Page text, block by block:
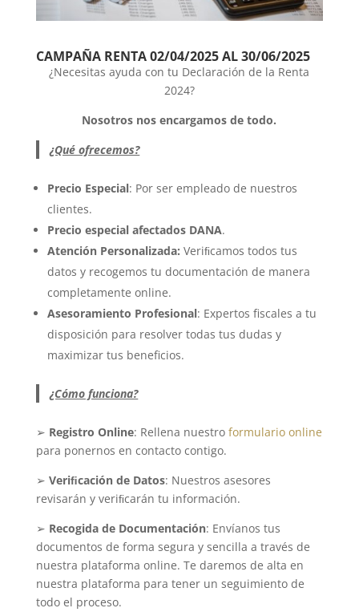
CAMPAÑA RENTA 02/04/2025 AL 30/06/2025
¿Necesitas ayuda con tu Declaración de la Renta
2024?
Nosotros nos encargamos de todo.
¿Qué ofrecemos?
Precio Especial: Por ser empleado de nuestros
clientes.
Precio especial afectados DANA.
Atención Personalizada: Veriﬁcamos todos tus
datos y recogemos tu documentación de manera
completamente online.
Asesoramiento Profesional: Expertos fiscales a tu
disposición para resolver todas tus dudas y
maximizar tus beneficios.
¿Cómo funciona?
➢ Registro Online: Rellena nuestro formulario online
para ponernos en contacto contigo.
➢ Veriﬁcación de Datos: Nuestros asesores
revisarán y veriﬁcarán tu información.
➢ Recogida de Documentación: Envíanos tus
documentos de forma segura y sencilla a través de
nuestra plataforma online. Te daremos de alta en
nuestra plataforma para tener un seguimiento de
todo el proceso.